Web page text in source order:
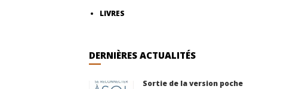
LIVRES
DERNIÈRES ACTUALITÉS
Sortie de la version poche